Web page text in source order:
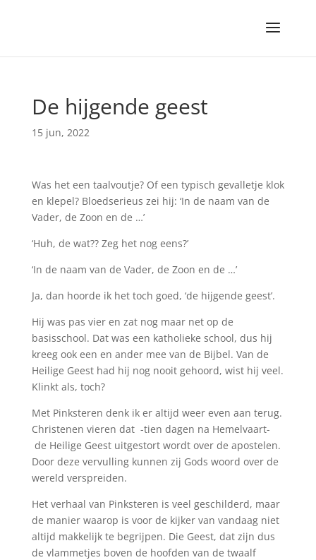
De hijgende geest
15 jun, 2022
Was het een taalvoutje? Of een typisch gevalletje klok
en klepel? Bloedserieus zei hij: ‘In de naam van de
Vader, de Zoon en de …’
‘Huh, de wat?? Zeg het nog eens?’
‘In de naam van de Vader, de Zoon en de …’
Ja, dan hoorde ik het toch goed, ‘de hijgende geest’.
Hij was pas vier en zat nog maar net op de
basisschool. Dat was een katholieke school, dus hij
kreeg ook een en ander mee van de Bijbel. Van de
Heilige Geest had hij nog nooit gehoord, wist hij veel.
Klinkt als, toch?
Met Pinksteren denk ik er altijd weer even aan terug.
Christenen vieren dat -tien dagen na Hemelvaart-
de Heilige Geest uitgestort wordt over de apostelen.
Door deze vervulling kunnen zij Gods woord over de
wereld verspreiden.
Het verhaal van Pinksteren is veel geschilderd, maar
de manier waarop is voor de kijker van vandaag niet
altijd makkelijk te begrijpen. Die Geest, dat zijn dus
de vlammetjes boven de hoofden van de twaalf